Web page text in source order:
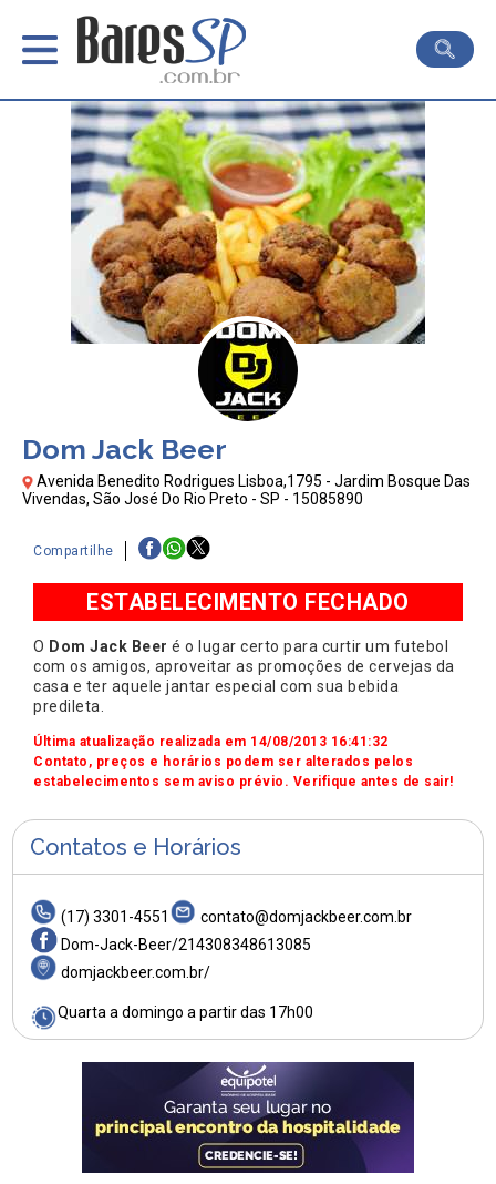
Dom Jack Beer
Avenida Benedito Rodrigues Lisboa,1795 - Jardim Bosque Das
Vivendas, São José Do Rio Preto - SP - 15085890
Compartilhe
ESTABELECIMENTO FECHADO
O Dom Jack Beer é o lugar certo para curtir um futebol
com os amigos, aproveitar as promoções de cervejas da
casa e ter aquele jantar especial com sua bebida
predileta.
Última atualização realizada em 14/08/2013 16:41:32
Contato, preços e horários podem ser alterados pelos
estabelecimentos sem aviso prévio. Verifique antes de sair!
Contatos e Horários
(17) 3301-4551
contato@domjackbeer.com.br
Dom-Jack-Beer/214308348613085
domjackbeer.com.br/
Quarta a domingo a partir das 17h00